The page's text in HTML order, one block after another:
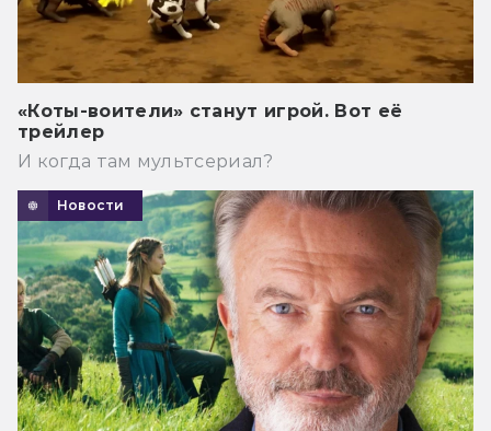
«Коты-воители» станут игрой. Вот её
трейлер
И когда там мультсериал?
Новости